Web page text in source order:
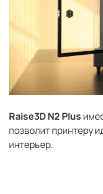
Raise3D N2 Plus
позволит принтеру
интерьер.